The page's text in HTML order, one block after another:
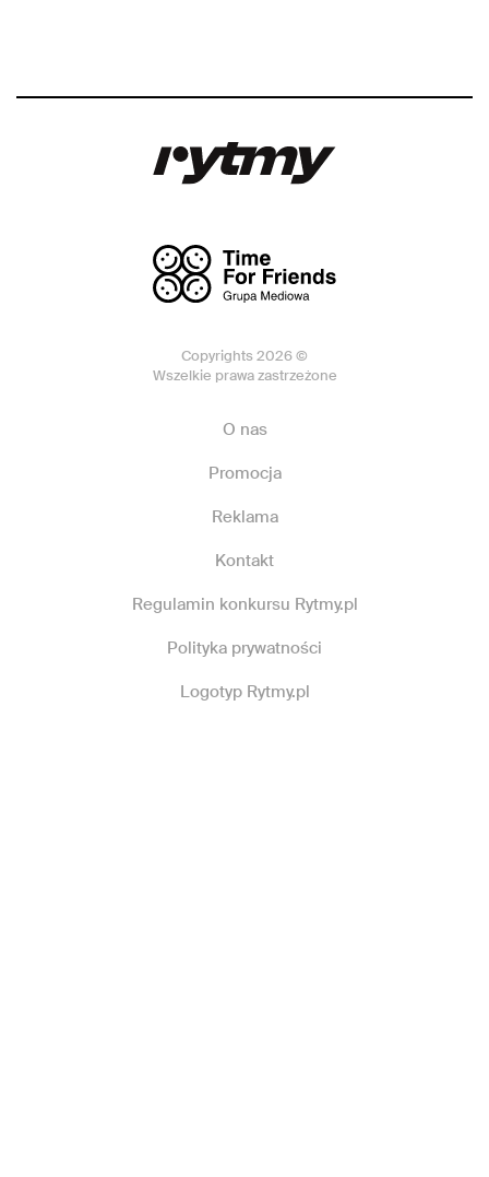
Copyrights 2026 ©
Wszelkie prawa zastrzeżone
O nas
Promocja
Reklama
Kontakt
Regulamin konkursu Rytmy.pl
Polityka prywatności
Logotyp Rytmy.pl